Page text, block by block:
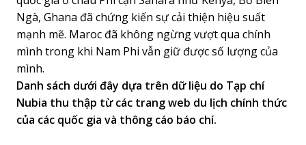
Ngà, Ghana đã chứng kiến sự cải thiện hiệu suất
mạnh mẽ. Maroc đã không ngừng vượt qua chính
mình trong khi Nam Phi vẫn giữ được số lượng của
mình.
Danh sách dưới đây dựa trên dữ liệu do Tạp chí
Nubia thu thập từ các trang web du lịch chính thức
của các quốc gia và thông cáo báo chí.